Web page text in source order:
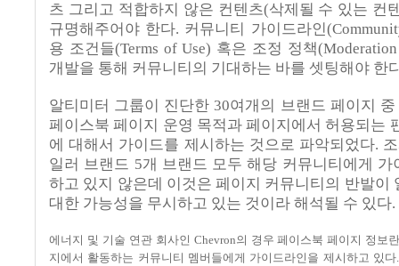
츠 그리고 적합하지 않은 컨텐츠(삭제될 수 있는 컨
규명해주어야 한다. 커뮤니티 가이드라인
용 조건들(Terms of Use) 혹은 조정 정책
개발을 통해 커뮤니티의 기대하는 바를 셋팅해야 한
알티미터 그룹이 진단한 30여개의 브랜드 페이지 중
페이스북 페이지 운영 목적과 페이지에서 허용되는
에 대해서 가이드를 제시하는 것으로 파악되었다.
일러 브랜드 5개 브랜드 모두 해당 커뮤니티에게 가
하고 있지 않은데 이것은 페이지 커뮤니티의 반발이
대한 가능성을 무시하고 있는 것이라 해석될 수 있다.
에너지 및 기술 연관 회사인 Chevron의 경우 페이스북 페이지 정보
지에서 활동하는 커뮤니티 멤버들에게 가이드라인을 제시하고 있다